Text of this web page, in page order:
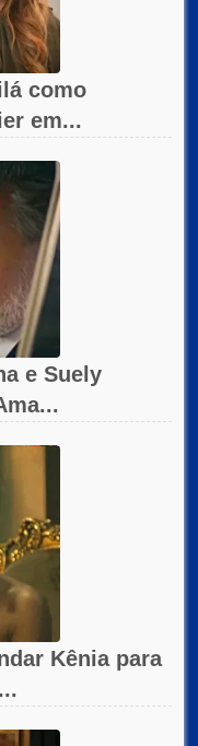
como
em...
e Suely
Kênia para